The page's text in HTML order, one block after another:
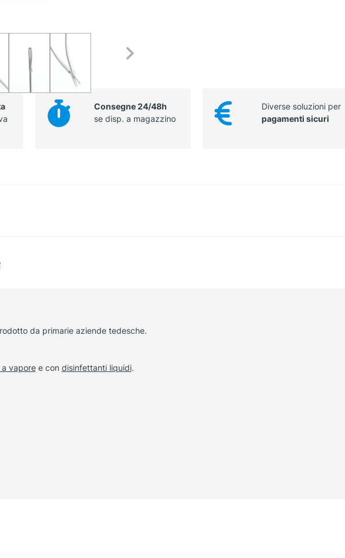
Consegne 24/48h
se disp. a magazzino
Diverse soluzioni per
pagamenti sicuri
da primarie aziende tedesche.
vaporee con disinfettanti liquidi.